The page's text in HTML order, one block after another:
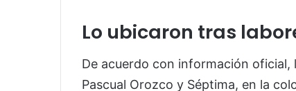
Lo ubicaron tras
De acuerdo con información oficial,
Pascual Orozco y Séptima, en la